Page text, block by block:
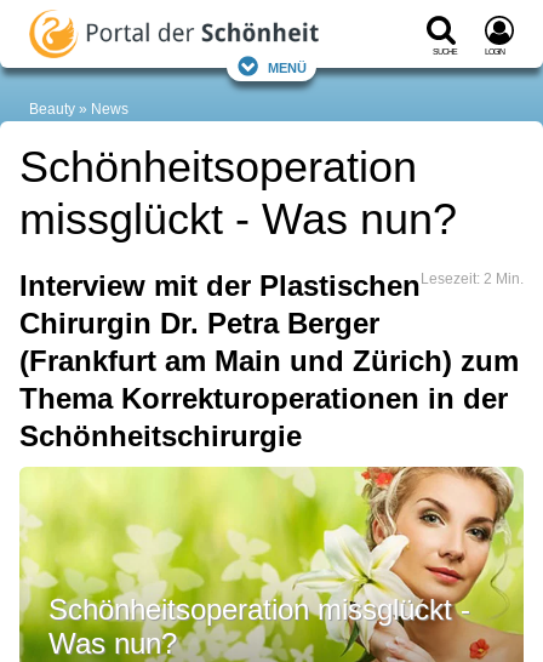
Suche Login
Menü
Beauty News
Schönheitsoperation
missglückt - Was nun?
Lesezeit: 2 Min.
Interview mit der Plastischen
Chirurgin Dr. Petra Berger
(Frankfurt am Main und Zürich) zum
Thema Korrekturoperationen in der
Schönheitschirurgie
Schönheitsoperation missglückt -
Was nun?